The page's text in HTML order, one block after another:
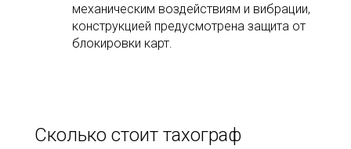
механическим воздействиям и вибрации,
конструкцией предусмотрена защита от
блокировки карт.
Сколько стоит тахограф